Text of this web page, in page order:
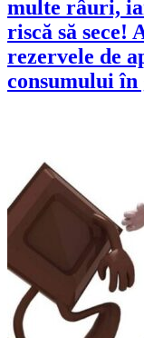
multe râuri,
riscă să sece!
rezervele de
consumului în